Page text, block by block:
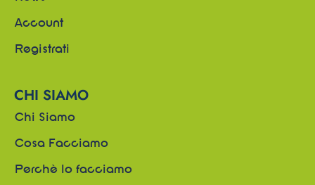
Account
Registrati
CHI SIAMO
Chi Siamo
Cosa Facciamo
Perchè lo facciamo